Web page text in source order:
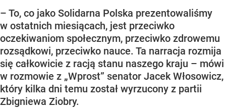
– To, co jako Solidarna Polska prezentowaliśmy
w ostatnich miesiącach, jest przeciwko
oczekiwaniom społecznym, przeciwko zdrowemu
rozsądkowi, przeciwko nauce. Ta narracja rozmija
się całkowicie z racją stanu naszego kraju – mówi
w rozmowie z „Wprost” senator Jacek Włosowicz,
który kilka dni temu został wyrzucony z partii
Zbigniewa Ziobry.